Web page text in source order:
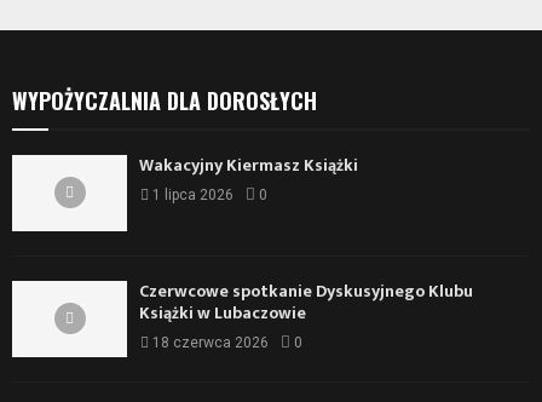
WYPOŻYCZALNIA DLA DOROSŁYCH
Wakacyjny Kiermasz Książki
1 lipca 2026 0
Czerwcowe spotkanie Dyskusyjnego Klubu
Książki w Lubaczowie
18 czerwca 2026 0